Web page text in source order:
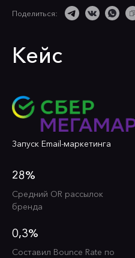
Поделиться:
Кейс
Запуск Email-маркетинга
28%
Средний OR рассылок
бренда
0,3%
Составил Bounce Rate по